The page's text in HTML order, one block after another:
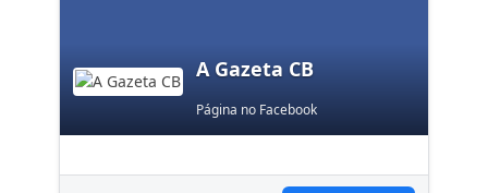
A Gazeta CB
Página no Facebook